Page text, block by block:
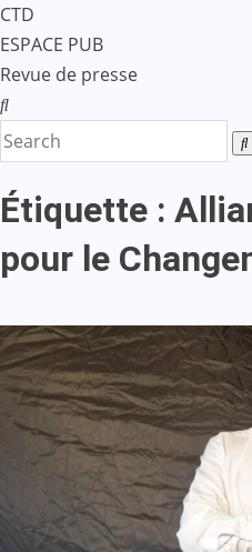
CTD
ESPACE PUB
Revue de presse
Étiquette :
pour le